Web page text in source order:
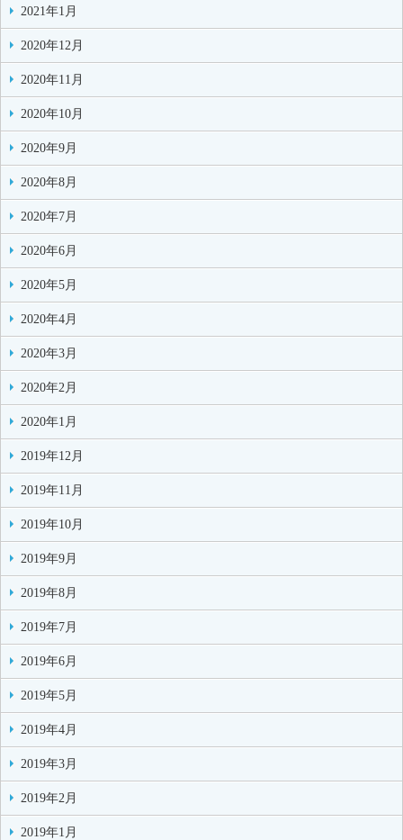
2021年1月
2020年12月
2020年11月
2020年10月
2020年9月
2020年8月
2020年7月
2020年6月
2020年5月
2020年4月
2020年3月
2020年2月
2020年1月
2019年12月
2019年11月
2019年10月
2019年9月
2019年8月
2019年7月
2019年6月
2019年5月
2019年4月
2019年3月
2019年2月
2019年1月